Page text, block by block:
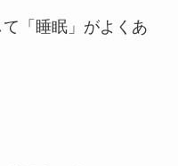
「睡眠」がよくあ